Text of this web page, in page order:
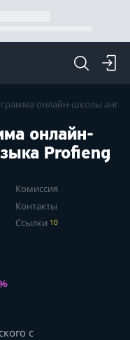
онлайн-школы
онлайн-
Profieng
Комиссия
Контакты
Ссылки 10
с